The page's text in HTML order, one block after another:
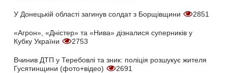
У Донецькій області загинув солдат з Борщівщини 2851
«Агрон», «Дністер» та «Нива» дізналися суперників у
Кубку України
2753
Вчинив ДТП у Теребовлі та зник: поліція розшукує жителя
Гусятинщини (фото+відео)
2691